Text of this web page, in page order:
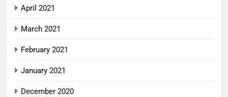
April 2021
March 2021
February 2021
January 2021
December 2020